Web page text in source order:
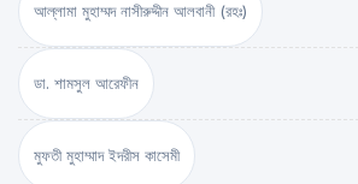
আল্লামা মুহাম্মদ নাসীরুদ্দীন আলবানী (রহঃ)
ডা. শামসুল আরেফীন
মুফতী মুহাম্মাদ ইদরীস কাসেমী